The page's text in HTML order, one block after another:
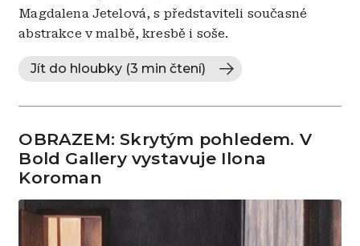
Magdalena Jetelová, s představiteli současné
abstrakce v malbě, kresbě i soše.
Jít do hloubky (3 min čtení)
OBRAZEM: Skrytým pohledem. V
Bold Gallery vystavuje Ilona
Koroman